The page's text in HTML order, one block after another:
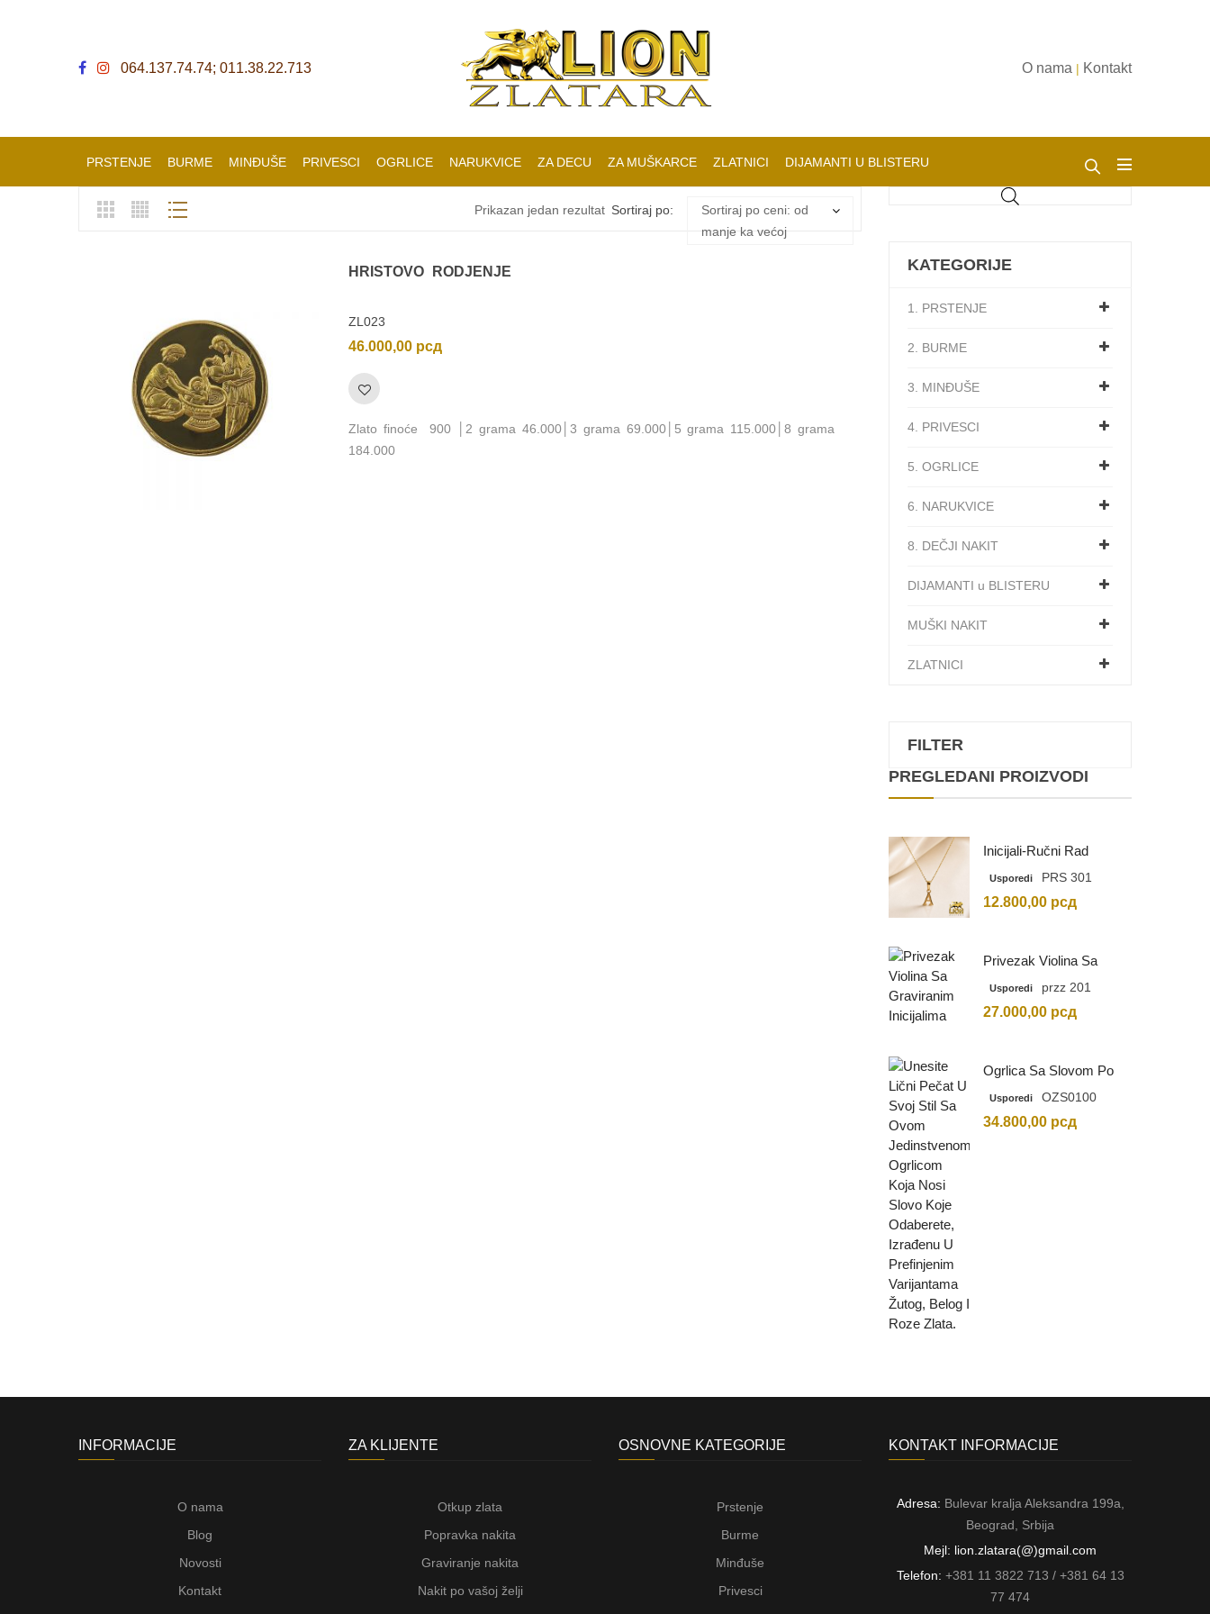
064.137.74.74; 011.38.22.713 O nama | Kontakt
PRSTENJE BURME MINĐUŠE PRIVESCI OGRLICE NARUKVICE ZA DECU ZA MUŠKARCE ZLATNICI DIJAMANTI U BLISTERU
Prikazan jedan rezultat Sortiraj po:
Sortiraj po ceni: od
manje ka većoj
HRISTOVO RODJENJE
ZL023
46.000,00 рсд
Zlato finoće 900 │2 grama 46.000│3 grama 69.000│5 grama 115.000│8 grama
184.000
KATEGORIJE
1. PRSTENJE
2. BURME
3. MINĐUŠE
4. PRIVESCI
5. OGRLICE
6. NARUKVICE
8. DEČJI NAKIT
DIJAMANTI u BLISTERU
MUŠKI NAKIT
ZLATNICI
FILTER
PREGLEDANI PROIZVODI
Inicijali-Ručni Rad
Usporedi PRS 301
12.800,00 рсд
Privezak Violina Sa
Graviranim Inicijalima
Usporedi przz 201
27.000,00 рсд
Ogrlica Sa Slovom Po
Vašem Izboru
Usporedi OZS0100
34.800,00 рсд
INFORMACIJE
O nama
Blog
Novosti
Kontakt
ZA KLIJENTE
Otkup zlata
Popravka nakita
Graviranje nakita
Nakit po vašoj želji
OSNOVNE KATEGORIJE
Prstenje
Burme
Minđuše
Privesci
KONTAKT INFORMACIJE
Adresa: Bulevar kralja Aleksandra 199a,
Beograd, Srbija
Mejl: lion.zlatara(@)gmail.com
Telefon: +381 11 3822 713 / +381 64 13
77 474